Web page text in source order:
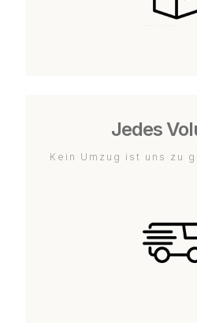
Jedes
Kein Umzug ist uns zu